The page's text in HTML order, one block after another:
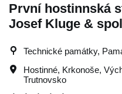
První hostinnská
Josef Kluge &
Technické památky,
Hostinné, Krkonoše,
Trutnovsko